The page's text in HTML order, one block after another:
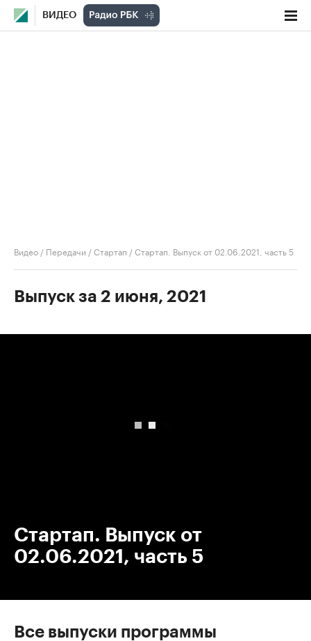
ВИДЕО
Видео / Передачи /Стартап /Стартап. Выпуск от 02.06.2021, часть 5
Выпуск за 2 июня, 2021
Стартап. Выпуск от
02.06.2021, часть 5
Все выпуски программы